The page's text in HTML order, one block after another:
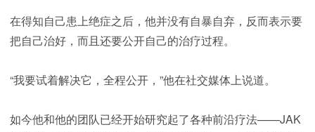
在得知自己患上绝症之后，他并没有自暴自弃，反而表示要
把自己治好，而且还要公开自己的治疗过程。
“我要试着解决它，全程公开，”他在社交媒体上说道。
如今他和他的团队已经开始研究起了各种前沿疗法——JAK